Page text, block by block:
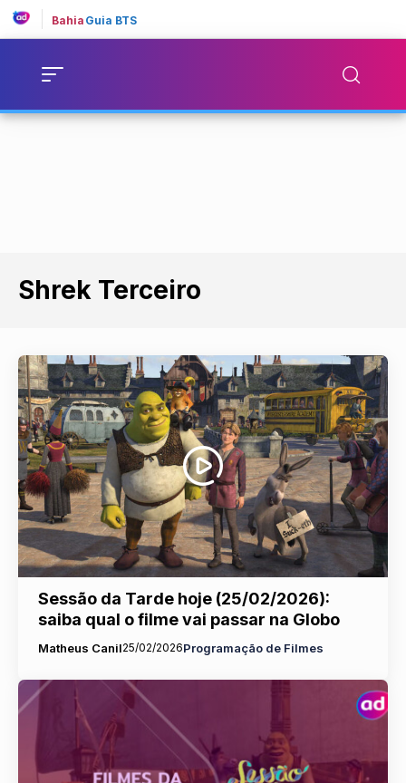
Bahia Guia BTS
Shrek Terceiro
Sessão da Tarde hoje (25/02/2026):
saiba qual o filme vai passar na Globo
Matheus Canil25/02/2026Programação de Filmes